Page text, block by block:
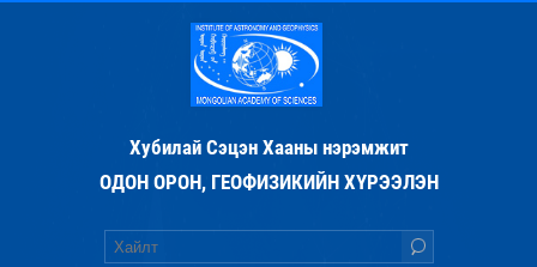
Хубилай Сэцэн Хааны нэрэмжит
ОДОН ОРОН, ГЕОФИЗИКИЙН ХҮРЭЭЛЭН